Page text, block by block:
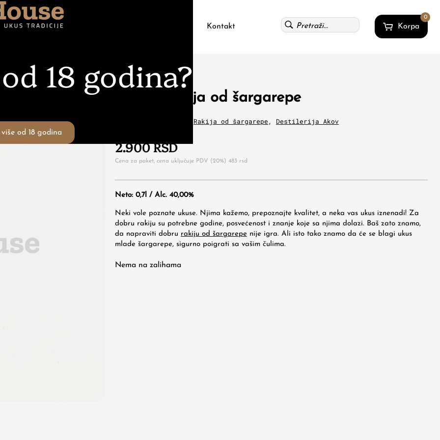
18 godina?
više od 18 godina
Likeri Džin Kontakt Korpa
0
Akov – rakija od šargarepe
Rakija od šargarepe, Destilerija Akov
2.900RSD
Cena za paket, cena uključuje PDV (20%) 483 rsd
Neto: 0,7l / Alc. 40,00%
Neki vole poznate ukuse. Njima kažemo, prepoznajte kvalitet, a neka vas ukus iznenadi! Za
dobru rakiju su potrebne godine, posvećenost i znanje koje sa njima dolazi. Baš zato znamo,
da napraviti dobru rakiju od šargarepe nije igra. Ali isto tako znamo da će se blagi ukus
mlade šargarepe, sigurno poigrati sa vašim čulima.
Nema na zalihama